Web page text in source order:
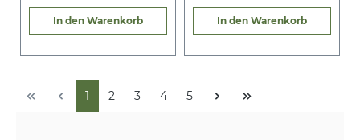
In den Warenkorb In den Warenkorb
1 2 3 4 5